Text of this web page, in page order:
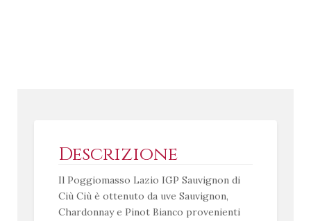
Descrizione
Il Poggiomasso Lazio IGP Sauvignon di
Ciù Ciù è ottenuto da uve Sauvignon,
Chardonnay e Pinot Bianco provenienti